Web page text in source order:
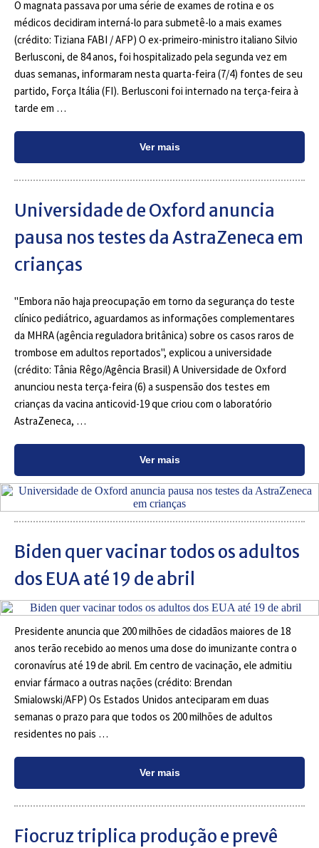
O magnata passava por uma série de exames de rotina e os
médicos decidiram interná-lo para submetê-lo a mais exames
(crédito: Tiziana FABI / AFP) O ex-primeiro-ministro italiano Silvio
Berlusconi, de 84 anos, foi hospitalizado pela segunda vez em
duas semanas, informaram nesta quarta-feira (7/4) fontes de seu
partido, Força Itália (FI). Berlusconi foi internado na terça-feira à
tarde em …
Ver mais
Universidade de Oxford anuncia
pausa nos testes da AstraZeneca em
crianças
"Embora não haja preocupação em torno da segurança do teste
clínico pediátrico, aguardamos as informações complementares
da MHRA (agência reguladora britânica) sobre os casos raros de
trombose em adultos reportados", explicou a universidade
(crédito: Tânia Rêgo/Agência Brasil) A Universidade de Oxford
anunciou nesta terça-feira (6) a suspensão dos testes em
crianças da vacina anticovid-19 que criou com o laboratório
AstraZeneca, …
Ver mais
Biden quer vacinar todos os adultos
dos EUA até 19 de abril
Presidente anuncia que 200 milhões de cidadãos maiores de 18
anos terão recebido ao menos uma dose do imunizante contra o
coronavírus até 19 de abril. Em centro de vacinação, ele admitiu
enviar fármaco a outras nações (crédito: Brendan
Smialowski/AFP) Os Estados Unidos anteciparam em duas
semanas o prazo para que todos os 200 milhões de adultos
residentes no pais …
Ver mais
Fiocruz triplica produção e prevê